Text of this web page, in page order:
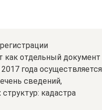
как отдельный документ
года осуществляется
сведений,
кадастра